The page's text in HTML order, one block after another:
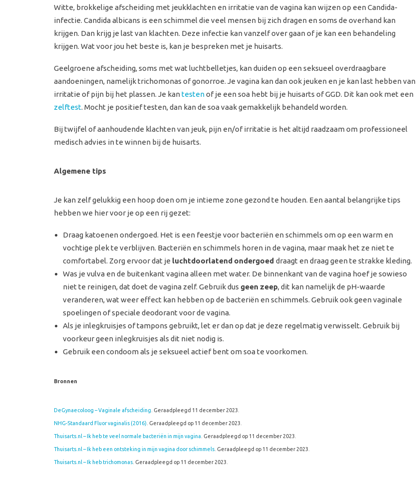
Witte, brokkelige afscheiding met jeukklachten en irritatie van de vagina kan wijzen op een Candida-
infectie. Candida albicans is een schimmel die veel mensen bij zich dragen en soms de overhand kan
krijgen. Dan krijg je last van klachten. Deze infectie kan vanzelf over gaan of je kan een behandeling
krijgen. Wat voor jou het beste is, kan je bespreken met je huisarts.
Geelgroene afscheiding, soms met wat luchtbelletjes, kan duiden op een seksueel overdraagbare
aandoeningen, namelijk trichomonas of gonorroe. Je vagina kan dan ook jeuken en je kan last hebben van
irritatie of pijn bij het plassen. Je kantestenof je een soa hebt bij je huisarts of GGD. Dit kan ook met een
zelftest. Mocht je positief testen, dan kan de soa vaak gemakkelijk behandeld worden.
Bij twijfel of aanhoudende klachten van jeuk, pijn en/of irritatie is het altijd raadzaam om professioneel
medisch advies in te winnen bij de huisarts.
Algemene tips
Je kan zelf gelukkig een hoop doen om je intieme zone gezond te houden. Een aantal belangrijke tips
hebben we hier voor je op een rij gezet:
Draag katoenen ondergoed. Het is een feestje voor bacteriën en schimmels om op een warm en
vochtige plek te verblijven. Bacteriën en schimmels horen in de vagina, maar maak het ze niet te
comfortabel. Zorg ervoor dat je luchtdoorlatend ondergoed draagt en draag geen te strakke kleding.
Was je vulva en de buitenkant vagina alleen met water. De binnenkant van de vagina hoef je sowieso
niet te reinigen, dat doet de vagina zelf. Gebruik dus geen zeep, dit kan namelijk de pH-waarde
veranderen, wat weer effect kan hebben op de bacteriën en schimmels. Gebruik ook geen vaginale
spoelingen of speciale deodorant voor de vagina.
Als je inlegkruisjes of tampons gebruikt, let er dan op dat je deze regelmatig verwisselt. Gebruik bij
voorkeur geen inlegkruisjes als dit niet nodig is.
Gebruik een condoom als je seksueel actief bent om soa te voorkomen.
Bronnen
DeGynaecoloog – Vaginale afscheiding . Geraadpleegd 11 december 2023.
NHG-Standaard Fluor vaginalis (2016) . Geraadpleegd op 11 december 2023.
Thuisarts.nl – Ik heb te veel normale bacteriën in mijn vagina . Geraadpleegd op 11 december 2023.
Thuisarts.nl – Ik heb een ontsteking in mijn vagina door schimmels . Geraadpleegd op 11 december 2023.
Thuisarts.nl – Ik heb trichomonas . Geraadpleegd op 11 december 2023.